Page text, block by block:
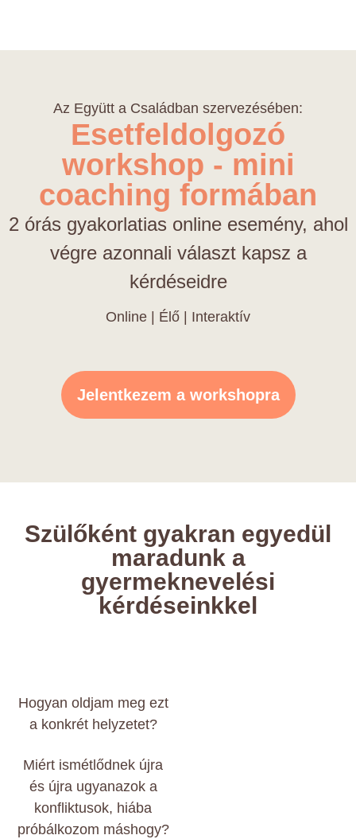
Az Együtt a Családban szervezésében:
Esetfeldolgozó
workshop - mini
coaching formában
2 órás gyakorlatias online esemény, ahol
végre azonnali választ kapsz a
kérdéseidre
Online | Élő | Interaktív
Jelentkezem a workshopra
Szülőként gyakran egyedül
maradunk a
gyermeknevelési
kérdéseinkkel
Hogyan oldjam meg ezt
a konkrét helyzetet?
Miért ismétlődnek újra
és újra ugyanazok a
konfliktusok, hiába
próbálkozom máshogy?